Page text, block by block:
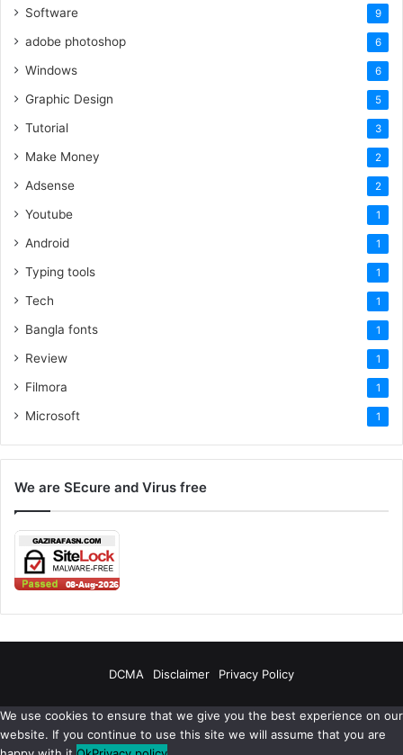
Software 9
adobe photoshop 6
Windows 6
Graphic Design 5
Tutorial 3
Make Money 2
Adsense 2
Youtube 1
Android 1
Typing tools 1
Tech 1
Bangla fonts 1
Review 1
Filmora 1
Microsoft 1
We are SEcure and Virus free
DCMA Disclaimer Privacy Policy
We use cookies to ensure that we give you the best experience on our
website. If you continue to use this site we will assume that you are